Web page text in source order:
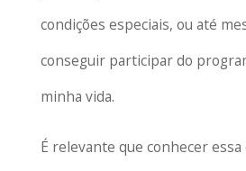
condições especiais, ou até
conseguir participar do
minha vida.
É relevante que conhecer